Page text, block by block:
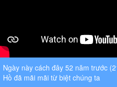
Ngày này cách đây 52 năm trước
Hồ đã mãi mãi từ biệt chúng ta